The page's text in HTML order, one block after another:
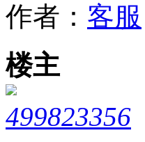
作者： 客服
楼主
499823356